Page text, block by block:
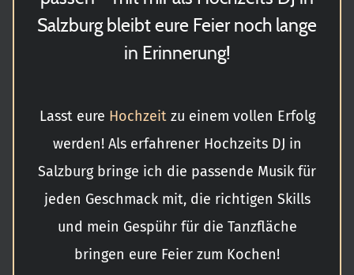
Salzburg bleibt eure Feier noch lange
in Erinnerung!
Lasst eure Hochzeitzu einem vollen Erfolg
werden! Als erfahrener Hochzeits DJ in
Salzburg bringe ich die passende Musik für
jeden Geschmack mit, die richtigen Skills
und mein Gespühr für die Tanzfläche
bringen eure Feier zum Kochen!